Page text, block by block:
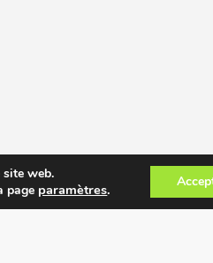
web.
page paramètres.